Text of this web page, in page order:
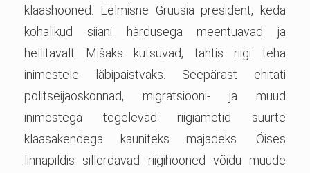
klaashooned. Eelmisne Gruusia president, keda
kohalikud siiani härdusega meentuavad ja
hellitavalt Mišaks kutsuvad, tahtis riigi teha
inimestele läbipaistvaks. Seepärast ehitati
politseijaoskonnad, migratsiooni- ja muud
inimestega tegelevad riigiametid suurte
klaasakendega kauniteks majadeks. Öises
linnapildis sillerdavad riigihooned võidu muude